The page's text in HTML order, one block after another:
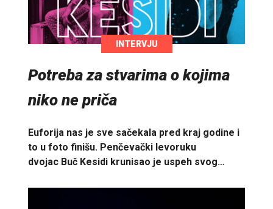
INTERVJU
Potreba za stvarima o kojima
niko ne priča
Euforija nas je sve sačekala pred kraj godine i
to u foto finišu. Penčevački levoruku
dvojac Buč Kesidi krunisao je uspeh svog…